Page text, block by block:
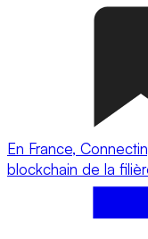
En France,
blockchain de la